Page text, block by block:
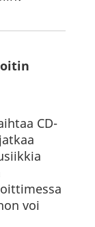
CD-
voi